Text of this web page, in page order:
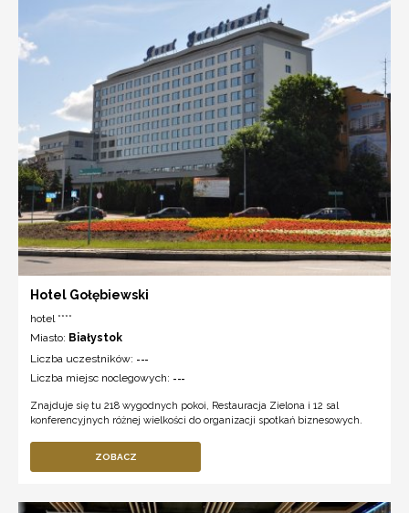
Hotel Gołębiewski
hotel ****
Miasto: Białystok
Liczba uczestników: ---
Liczba miejsc noclegowych: ---
Znajduje się tu 218 wygodnych pokoi, Restauracja Zielona i 12 sal
konferencyjnych różnej wielkości do organizacji spotkań biznesowych.
ZOBACZ